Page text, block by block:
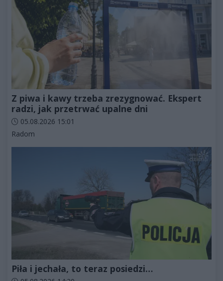
Z piwa i kawy trzeba zrezygnować. Ekspert
radzi, jak przetrwać upalne dni
Data dodania artykułu:
05.08.2026 15:01
Kategorie artykułu:
Radom
Piła i jechała, to teraz posiedzi…